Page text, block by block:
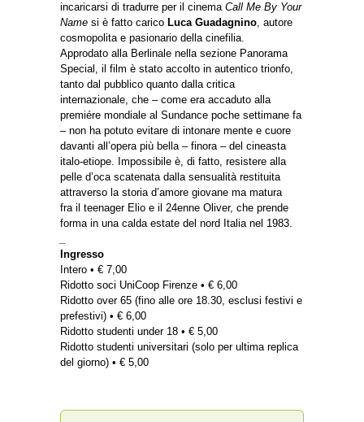
incaricarsi di tradurre per il cinema Call Me By Your
Name si è fatto carico Luca Guadagnino, autore
cosmopolita e pasionario della cinefilia.
Approdato alla Berlinale nella sezione Panorama
Special, il film è stato accolto in autentico trionfo,
tanto dal pubblico quanto dalla critica
internazionale, che – come era accaduto alla
premiére mondiale al Sundance poche settimane fa
– non ha potuto evitare di intonare mente e cuore
davanti all’opera più bella – finora – del cineasta
italo-etiope. Impossibile è, di fatto, resistere alla
pelle d’oca scatenata dalla sensualità restituita
attraverso la storia d’amore giovane ma matura
fra il teenager Elio e il 24enne Oliver, che prende
forma in una calda estate del nord Italia nel 1983.
Ingresso
Intero • € 7,00
Ridotto soci UniCoop Firenze • € 6,00
Ridotto over 65 (fino alle ore 18.30, esclusi festivi e
prefestivi) • € 6,00
Ridotto studenti under 18 • € 5,00
Ridotto studenti universitari (solo per ultima replica
del giorno) • € 5,00